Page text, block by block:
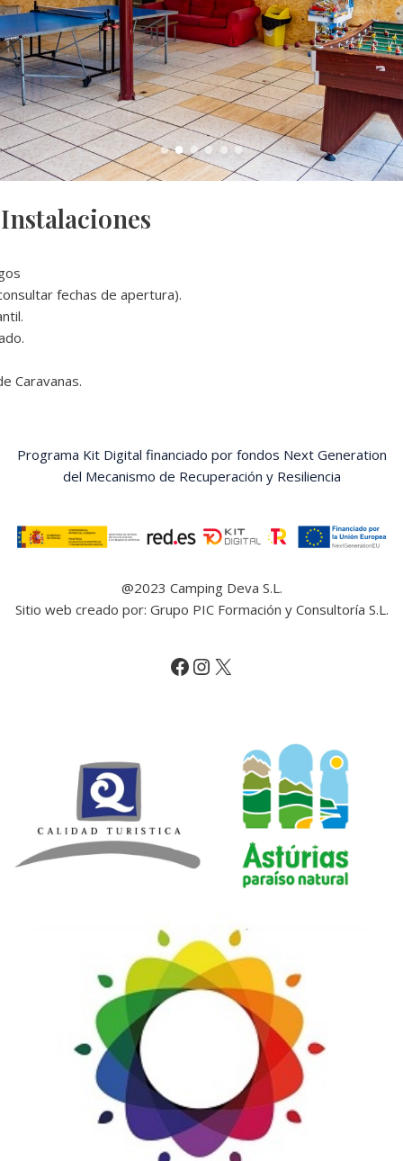
fechas de apertura).
Caravanas.
Programa Kit Digital financiado por fondos Next Generation
del Mecanismo de Recuperación y Resiliencia
@2023 Camping Deva S.L.
Sitio web creado por: Grupo PIC Formación y Consultoría S.L.